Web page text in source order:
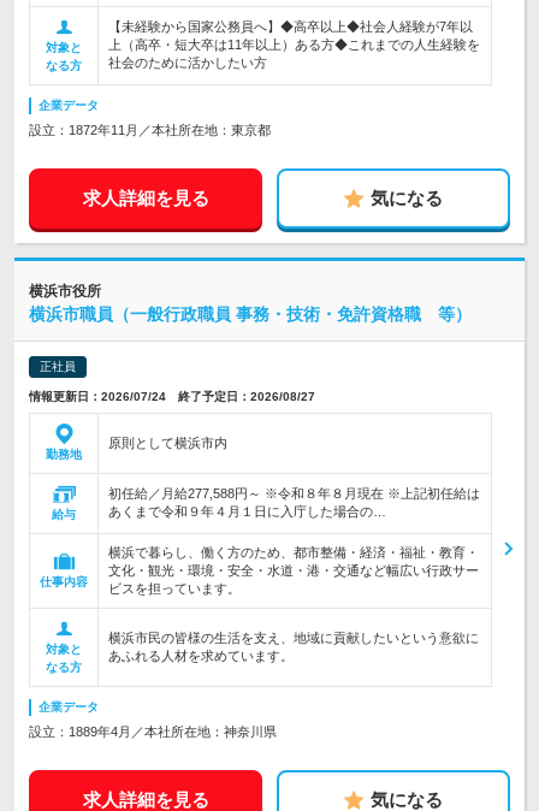
対象と
なる方
【未経験から国家公務員へ】◆高卒以上◆社会人経験が7年以
上（高卒・短大卒は11年以上）ある方◆これまでの人生経験を
社会のために活かしたい方
企業データ
設立：1872年11月／本社所在地：東京都
求人詳細を見る 気になる
横浜市役所
横浜市職員（一般行政職員 事務・技術・免許資格職 等）
正社員
情報更新日：2026/07/24 終了予定日：2026/08/27
勤務地
原則として横浜市内
給与
初任給／月給277,588円～ ※令和８年８月現在 ※上記初任給は
あくまで令和９年４月１日に入庁した場合の…
仕事内容
横浜で暮らし、働く方のため、都市整備・経済・福祉・教育・
文化・観光・環境・安全・水道・港・交通など幅広い行政サー
ビスを担っています。
対象と
なる方
横浜市民の皆様の生活を支え、地域に貢献したいという意欲に
あふれる人材を求めています。
企業データ
設立：1889年4月／本社所在地：神奈川県
求人詳細を見る 気になる